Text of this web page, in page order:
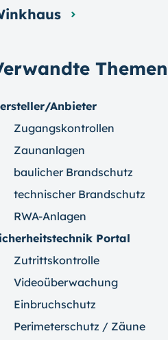
Themen
Anbieter
Zugangskontrollen
Zaunanlagen
baulicher Brandschutz
technischer Brandschutz
RWA-Anlagen
Portal
Zutrittskontrolle
Videoüberwachung
Einbruchschutz
Perimeterschutz / Zäune